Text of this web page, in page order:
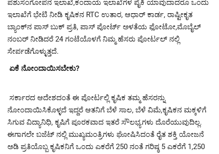
ಪಶುಸಂಗೋಪನ ಇಲಾಖೆ,ಕಂದಾಯ ಇಲಾಖೆಗಳ ಪೈಕಿ ಯಾವುದಾದರೂ ಒಂದು
ಇಲಾಖೆಗೆ ಭೇಟಿ ನೀಡಿ ಕೃಷಿಕನ RTC ಉತಾರ, ಆಧಾರ್ ಕಾರ್ಡ, ರಾಷ್ಟೀಕೃತ
ಬ್ಯಾಂಕ್‍ನ ಪಾಸ್ ಬುಕ್ ಪ್ರತಿ, ಪಾಸ್ ಪೋರ್ಟ್ ಅಳತೆಯ ಫೋಟೋ,ಮೊಬೈಲ್
ನಂಬರ್ ನೀಡಿದರೆ 24 ಗಂಟೆಯೊಳಗೆ ನಿಮ್ಮ ಹೆಸರು ಪೋರ್ಟಲ್ ನಲ್ಲಿ
ಸೇರ್ಪಡೆಗೊಳ್ಳುತ್ತದೆ.
ಏಕೆ ನೋಂದಾಯಿಸಬೇಕು?
ಸರ್ಕಾರದ ಆದೇಶದಂತೆ ಈ ಪೋರ್ಟಲ್ಲಿ ಕೃಷಿಕ ತಮ್ಮ ಹೆಸರನ್ನು
ನೋಂದಾಯಿಸಿಕೊಳ್ಳದೆ ಇದ್ದರೆ ಆತನಿಗೆ ಬೆಳೆ ಸಾಲ, ಬೆಳೆ ವಿಮೆ,ಕೃಷಿಕನ ಮಕ್ಕಳಿಗೆ
ಸಿಗುವ ವಿದ್ಯಾನಿಧಿ, ಕೃಷಿಗೆ ಪೂರಕವಾದ ಇತರೆ ಸೌಲಭ್ಯಗಳು ದೊರೆಯುವುದಿಲ್ಲ.
ಈಗಾಗಲೇ ಬಜೆಟ್ ನಲ್ಲಿ ಮುಖ್ಯಮಂತ್ರಿಗಳು ಘೋಷಿಸಿದಂತೆ ರೈತ ಶಕ್ತಿ ಯೋಜನೆ
ಅಡಿ ಪ್ರತಿಯೊಬ್ಬ ಕೃಷಿಕನಿಗೆ ಒಂದು ಎಕರೆಗೆ 250 ನಂತೆ ಗರಿಷ್ಠ 5 ಎಕರೆಗೆ 1,250